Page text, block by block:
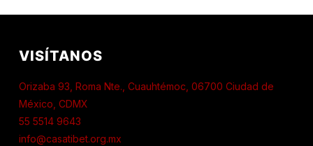
VISÍTANOS
Orizaba 93, Roma Nte., Cuauhtémoc, 06700 Ciudad de
México, CDMX
55 5514 9643
info@casatibet.org.mx